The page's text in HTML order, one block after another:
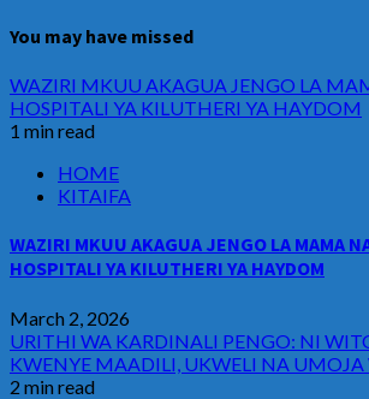
You may have missed
WAZIRI MKUU AKAGUA JENGO LA
HOSPITALI YA KILUTHERI YA HAYDOM
1 min read
HOME
KITAIFA
WAZIRI MKUU AKAGUA JENGO LA MAMA
HOSPITALI YA KILUTHERI YA HAYDOM
March 2, 2026
URITHI WA KARDINALI PENGO: NI
KWENYE MAADILI, UKWELI NA UMOJA
2 min read